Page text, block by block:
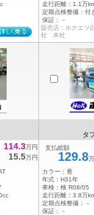
走行距離： 1.1万
定期点検整備： 付
保証：
－
販売店：ホクエツ
社 本社
114.3万円
15.5万円
タ
支払総額
129.8
カラー： 青
年式： H31年
車検： 検 R08/05
走行距離： 3.8万
定期点検整備：
－
保証：
－